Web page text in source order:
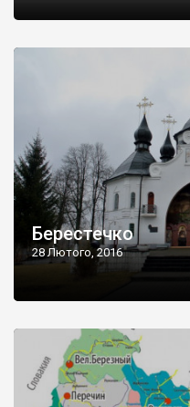
Берестечко
28 Лютого, 2016